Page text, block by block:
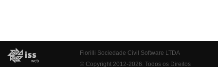
Fiorilli Sociedade Civil Software LTDA
© Copyright 2012-2026. Todos os Direitos